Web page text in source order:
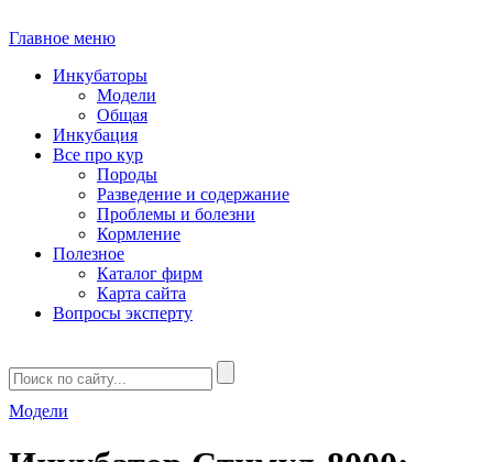
Главное меню
Инкубаторы
Модели
Общая
Инкубация
Все про кур
Породы
Разведение и содержание
Проблемы и болезни
Кормление
Полезное
Каталог фирм
Карта сайта
Вопросы эксперту
Модели